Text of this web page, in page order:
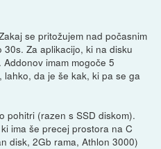
se pritožujem nad počasnim
Za aplikacijo, ki na disku
imam mogoče 5
da je še kak, ki pa se ga
pohitri (razen s SSD diskom).
ima še precej prostora na C
disk, 2Gb rama, Athlon 3000)